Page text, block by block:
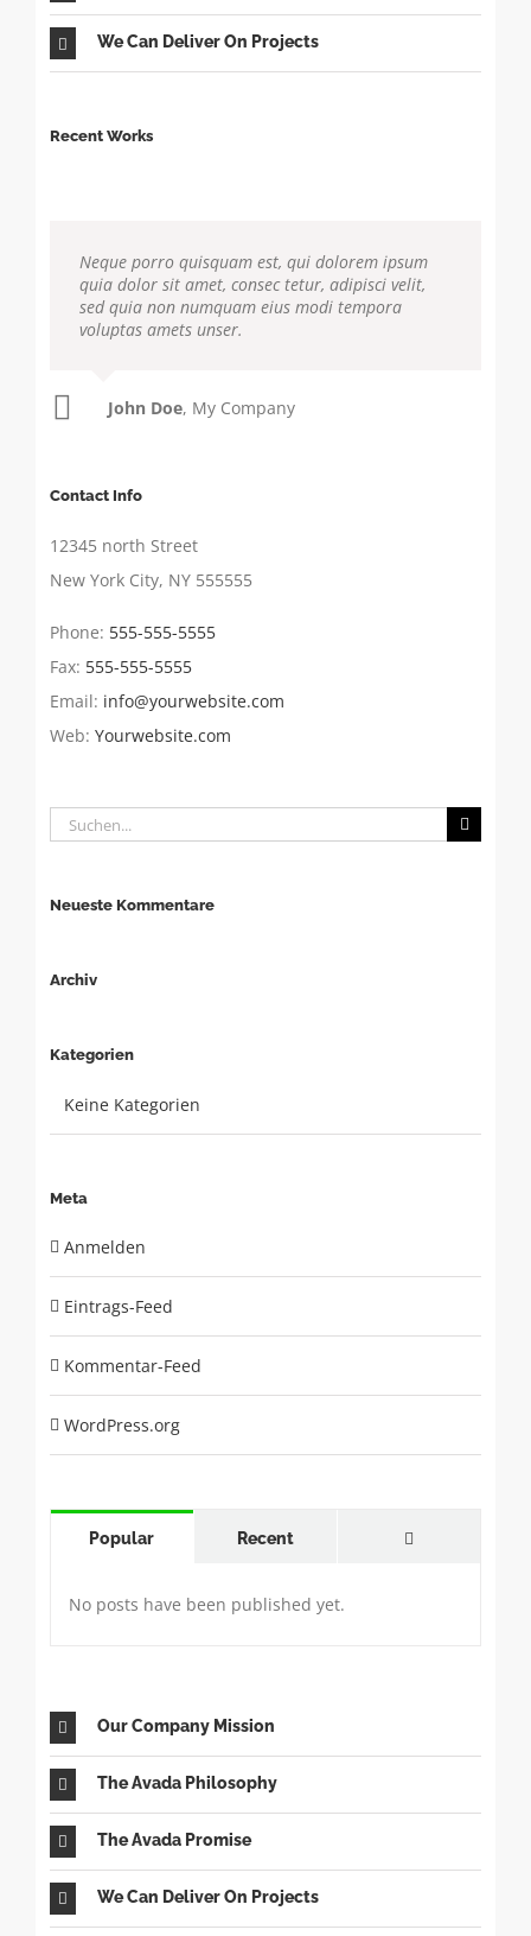
We Can Deliver On Projects
Recent Works
Neque porro quisquam est, qui dolorem ipsum
quia dolor sit amet, consec tetur, adipisci velit,
sed quia non numquam eius modi tempora
voluptas amets unser.
John Doe, My Company
Luke Beck Theme Fusion
Contact Info
12345 north Street
New York City, NY 555555
Phone: 555-555-5555
Fax: 555-555-5555
Email: info@yourwebsite.com
Web: Yourwebsite.com
Suche
Neueste Kommentare
Archiv
Kategorien
Keine Kategorien
Meta
Anmelden
Eintrags-Feed
Kommentar-Feed
WordPress.org
Popular Recent
No posts have been published yet.
Our Company Mission
The Avada Philosophy
The Avada Promise
We Can Deliver On Projects